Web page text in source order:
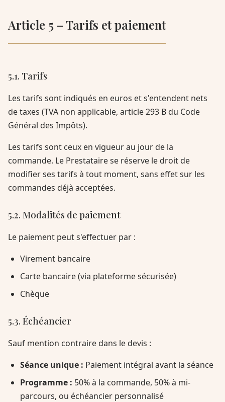
Article 5 – Tarifs et paiement
5.1. Tarifs
Les tarifs sont indiqués en euros et s'entendent nets
de taxes (TVA non applicable, article 293 B du Code
Général des Impôts).
Les tarifs sont ceux en vigueur au jour de la
commande. Le Prestataire se réserve le droit de
modifier ses tarifs à tout moment, sans effet sur les
commandes déjà acceptées.
5.2. Modalités de paiement
Le paiement peut s'effectuer par :
Virement bancaire
Carte bancaire (via plateforme sécurisée)
Chèque
5.3. Échéancier
Sauf mention contraire dans le devis :
Séance unique : Paiement intégral avant la séance
Programme : 50% à la commande, 50% à mi-
parcours, ou échéancier personnalisé